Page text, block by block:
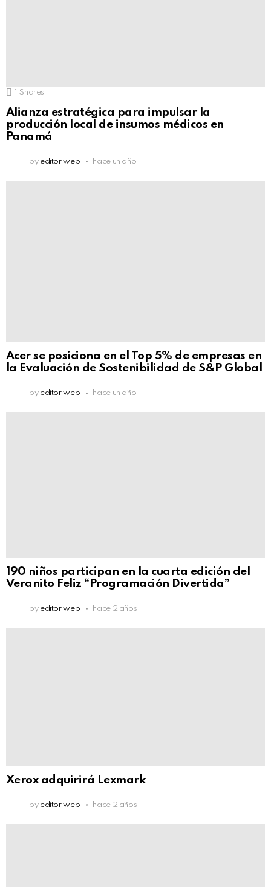
Shares
Alianza estratégica para impulsar la
producción local de insumos médicos en
Panamá
by editor web hace un año
Acer se posiciona en el Top 5% de empresas en
la Evaluación de Sostenibilidad de S&P Global
by editor web hace un año
190 niños participan en la cuarta edición del
Veranito Feliz “Programación Divertida”
by editor web hace 2 años
Xerox adquirirá Lexmark
by editor web hace 2 años